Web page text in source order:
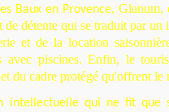
Baux en Provence, Glanum,
de détente qui se traduit par
et de la location
avec piscines. Enfin, le
du cadre protégé qu'offrent le
intellectuelle qui ne fit que